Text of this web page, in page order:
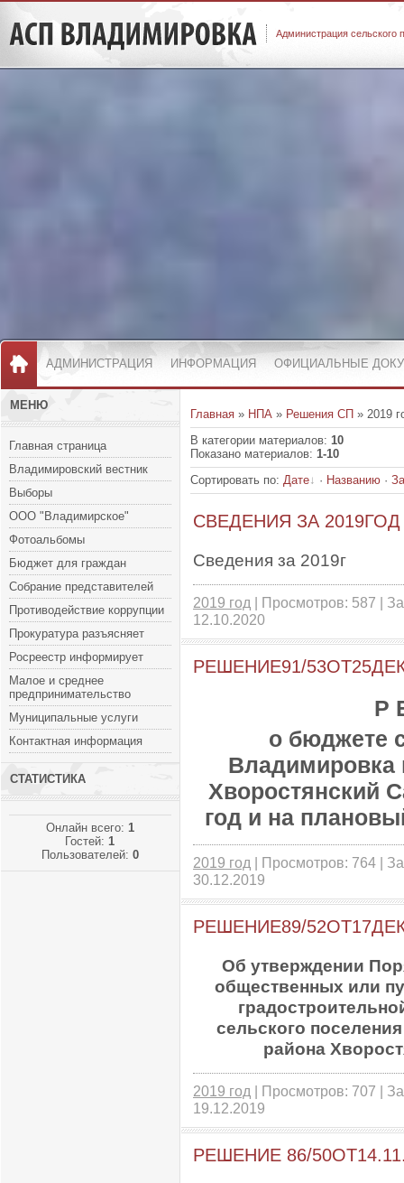
Администрация сельского
АДМИНИСТРАЦИЯ ИНФОРМАЦИЯ ОФИЦИАЛЬНЫЕ
МЕНЮ
Главная страница
Владимировский вестник
Выборы
ООО "Владимирское"
Фотоальбомы
Бюджет для граждан
Собрание представителей
Противодействие коррупции
Прокуратура разъясняет
Росреестр информирует
Малое и среднее
предпринимательство
Муниципальные услуги
Контактная информация
СТАТИСТИКА
Онлайн всего: 1
Гостей:1
Пользователей: 0
Главная » НПА » Решения СП » 2019
В категории материалов: 10
Показано материалов: 1-10
Сортировать по: Дате · Названию ·
СВЕДЕНИЯ ЗА 2019ГОД
Сведения за 2019г
2019 год | Просмотров: 587 |
12.10.2020
РЕШЕНИЕ91/
Р
о бюджете
Владимировка
Хворостянский
год и на
2019 год | Просмотров: 764 |
30.12.2019
РЕШЕНИЕ89/
Об утверждении
общественных или
сельского
района
2019 год | Просмотров: 707 |
19.12.2019
РЕШЕНИЕ 86/